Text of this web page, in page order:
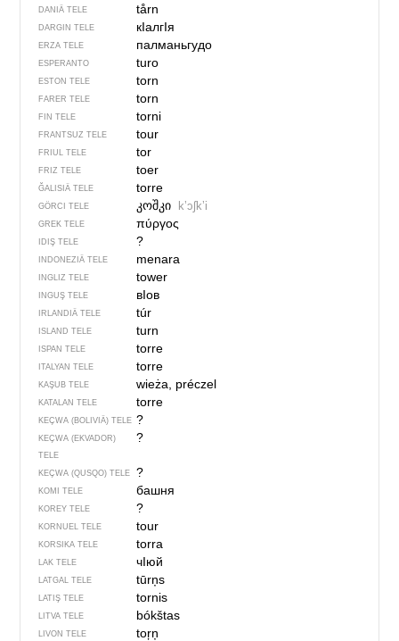
DANIÄ TELE tårn
DARGIN TELE кIалгIя
ERZA TELE палманьгудо
ESPERANTO turo
ESTON TELE torn
FARER TELE torn
FIN TELE torni
FRANTSUZ TELE tour
FRIUL TELE tor
FRIZ TELE toer
ĞALISIÄ TELE torre
GÖRCI TELE კოშკი kʼɔʃkʼi
GREK TELE πύργος
IDIŞ TELE ?
INDONEZIÄ TELE menara
INGLIZ TELE tower
INGUŞ TELE вIов
IRLANDIÄ TELE túr
ISLAND TELE turn
ISPAN TELE torre
ITALYAN TELE torre
KAŞUB TELE wieża, préczel
KATALAN TELE torre
KEÇWA (BOLIVIÄ) TELE ?
KEÇWA (EKVADOR)
TELE
?
KEÇWA (QUSQO) TELE ?
KOMI TELE башня
KOREY TELE ?
KORNUEL TELE tour
KORSIKA TELE torra
LAK TELE чIюй
LATGAL TELE tūrņs
LATIŞ TELE tornis
LITVA TELE bókštas
LIVON TELE toŗņ